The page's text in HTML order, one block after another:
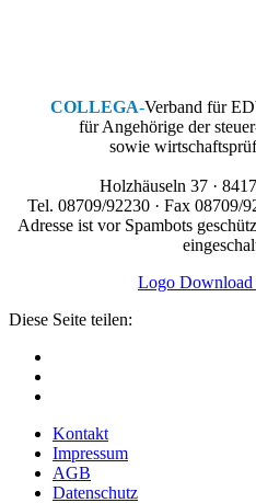
COLLEGA-Verband für
für Angehörige der
sowie
Holzhäuseln 37 ·
Tel. 08709/92230 · Fax 08709/
Adresse ist vor Spambots
Logo
Diese Seite teilen:
Kontakt
Impressum
AGB
Datenschutz